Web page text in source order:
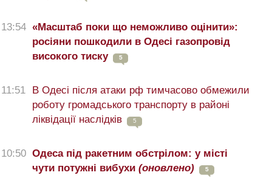
13:54 «Масштаб поки що неможливо оцінити»:
росіяни пошкодили в Одесі газопровід
високого тиску
5
11:51
В Одесі після атаки рф тимчасово обмежили
роботу громадського транспорту в районі
ліквідації наслідків
5
10:50 Одеса під ракетним обстрілом: у місті
чути потужні вибухи (оновлено) 5